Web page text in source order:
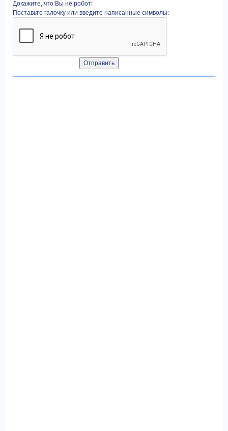
Докажите, что Вы не робот!
Поставьте галочку или введите написанные символы: